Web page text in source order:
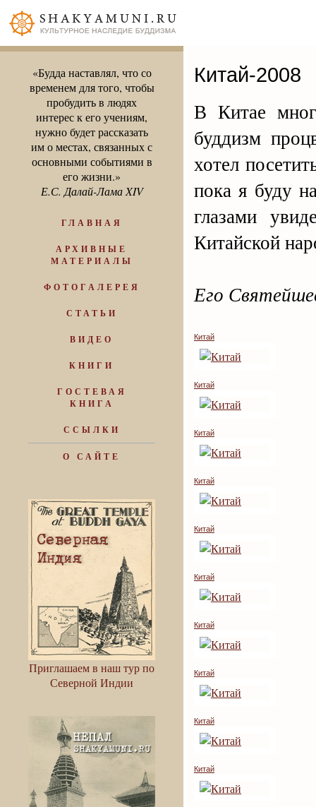
«Будда наставлял, что со
временем для того, чтобы
пробудить в людях
интерес к его учениям,
нужно будет рассказать
им о местах, связанных с
основными событиями в
его жизни.»
Е.С. Далай-Лама XIV
ГЛАВНАЯ
АРХИВНЫЕ
МАТЕРИАЛЫ
ФОТОГАЛЕРЕЯ
СТАТЬИ
ВИДЕО
КНИГИ
ГОСТЕВАЯ
КНИГА
ССЫЛКИ
О САЙТЕ
Приглашаем в наш тур по
Северной Индии
Китай-2008
В Китае
буддизм
хотел
пока я буду
глазами
Китайской
Его
Китай
Китай
Китай
Китай
Китай
Китай
Китай
Китай
Китай
Китай